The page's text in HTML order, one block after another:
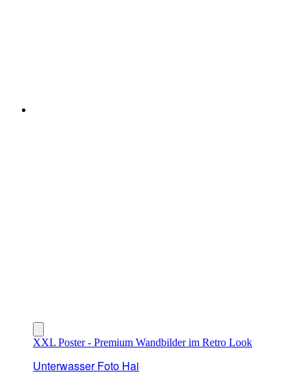
XXL Poster - Premium Wandbilder im Retro Look
Unterwasser Foto Hai